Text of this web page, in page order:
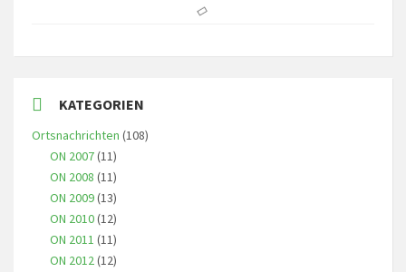
KATEGORIEN
Ortsnachrichten (108)
ON 2007(11)
ON 2008 (11)
ON 2009(13)
ON 2010(12)
ON 2011 (11)
ON 2012(12)